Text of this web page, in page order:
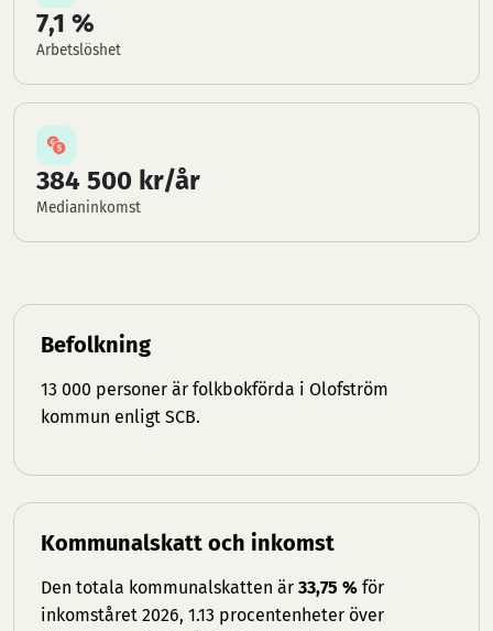
7,1 %
Arbetslöshet
384 500 kr/år
Medianinkomst
Befolkning
13 000 personer är folkbokförda i Olofström
kommun enligt SCB.
Kommunalskatt och inkomst
Den totala kommunalskatten är 33,75 % för
inkomståret 2026, 1.13 procentenheter över